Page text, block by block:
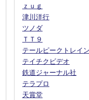
ｚｕｇ
津川洋行
ツノダ
ＴＴ９
テールピークトレイン
テイチクビデオ
鉄道ジャーナル社
テラプロ
天賞堂